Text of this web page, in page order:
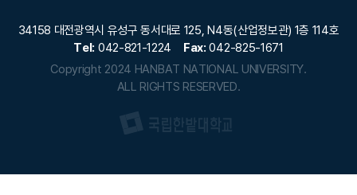
34158 대전광역시 유성구 동서대로 125, N4동(산업정보관) 1층 114호
Tel: 042-821-1224 Fax: 042-825-1671
Copyright 2024 HANBAT NATIONAL UNIVERSITY.
ALL RIGHTS RESERVED.